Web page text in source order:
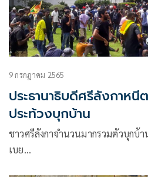
9 กรกฎาคม 2565
ประธานาธิบดีศรีลังกาห
ประท้วงบุกบ้าน
ชาวศรีลังกาจำนวนมากรวมตัวบุกบ้
เบย…